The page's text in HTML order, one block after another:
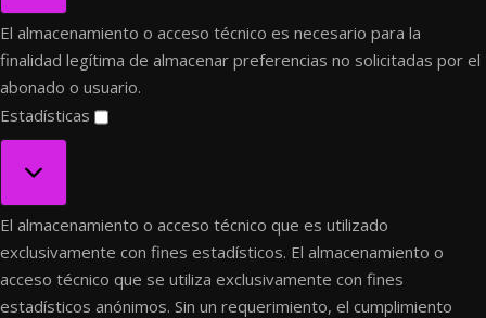
El almacenamiento o acceso técnico es necesario para la
finalidad legítima de almacenar preferencias no solicitadas por el
abonado o usuario.
Estadísticas
Estadísticas
El almacenamiento o acceso técnico que es utilizado
exclusivamente con fines estadísticos. El almacenamiento o
acceso técnico que se utiliza exclusivamente con fines
estadísticos anónimos. Sin un requerimiento, el cumplimiento